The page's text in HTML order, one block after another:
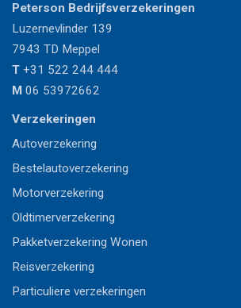
Peterson Bedrijfsverzekeringen
Luzernevlinder 139
7943 TD Meppel
T +31 522 244 444
M 06 53972662
Verzekeringen
Autoverzekering
Bestelautoverzekering
Motorverzekering
Oldtimerverzekering
Pakketverzekering Wonen
Reisverzekering
Particuliere verzekeringen